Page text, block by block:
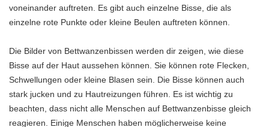
voneinander auftreten. Es gibt auch einzelne Bisse, die als
einzelne rote Punkte oder kleine Beulen auftreten können.
Die Bilder von Bettwanzenbissen werden dir zeigen, wie diese
Bisse auf der Haut aussehen können. Sie können rote Flecken,
Schwellungen oder kleine Blasen sein. Die Bisse können auch
stark jucken und zu Hautreizungen führen. Es ist wichtig zu
beachten, dass nicht alle Menschen auf Bettwanzenbisse gleich
reagieren. Einige Menschen haben möglicherweise keine